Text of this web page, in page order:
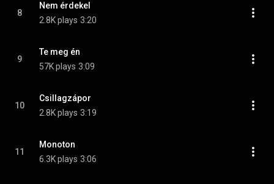
8
Nem érdekel
2.8K plays 3:20
9
Te meg én
57K plays 3:09
10
Csillagzápor
2.8K plays 3:19
11
Monoton
6.3K plays 3:06